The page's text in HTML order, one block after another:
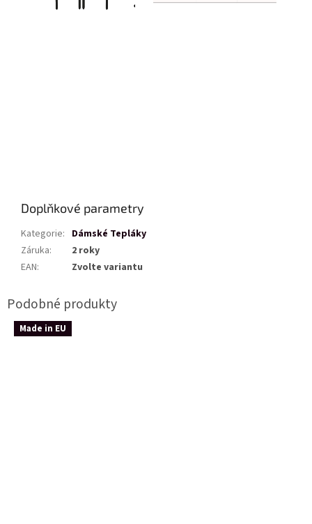
Doplňkové parametry
Kategorie: Dámské Tepláky
Záruka:
2 roky
EAN: Zvolte variantu
Made in EU